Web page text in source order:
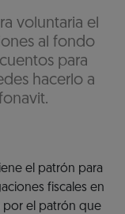
voluntaria el
al fondo
para
hacerlo a
el patrón para
fiscales en
por el patrón que